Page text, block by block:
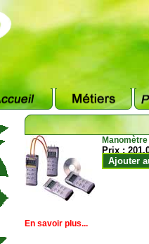
Prix :
Ajouter
En savoir plus...